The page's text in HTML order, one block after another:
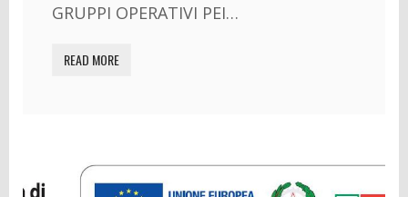
GRUPPI OPERATIVI PEI…
READ MORE